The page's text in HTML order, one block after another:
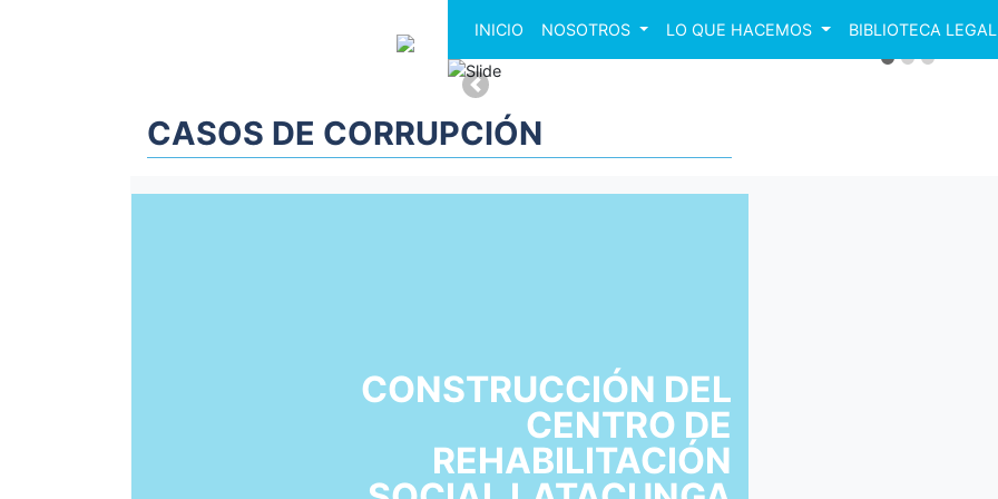
INICIO NOSOTROS LO QUE HACEMOS BIBLIOTECA LEGAL
Anterior
CASOS DE CORRUPCIÓN
CONSTRUCCIÓN DEL
CENTRO DE
REHABILITACIÓN